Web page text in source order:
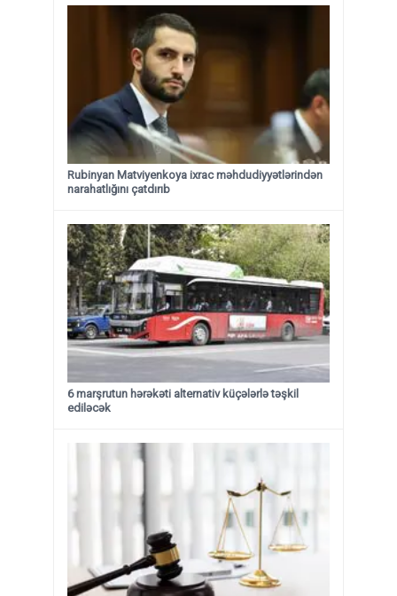
Rubinyan Matviyenkoya ixrac məhdudiyyətlərindən
narahatlığını çatdırıb
6 marşrutun hərəkəti alternativ küçələrlə təşkil
ediləcək